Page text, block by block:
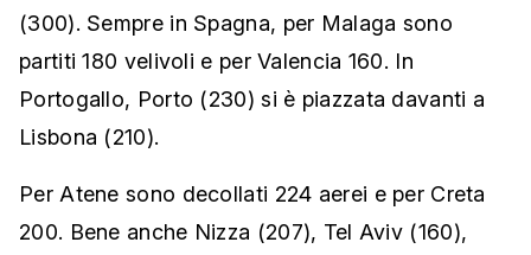
(300). Sempre in Spagna, per Malaga sono
partiti 180 velivoli e per Valencia 160. In
Portogallo, Porto (230) si è piazzata davanti a
Lisbona (210).
Per Atene sono decollati 224 aerei e per Creta
200. Bene anche Nizza (207), Tel Aviv (160),